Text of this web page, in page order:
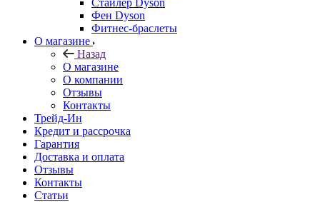
Стайлер Dyson
Фен Dyson
Фитнес-браслеты
О магазине
Назад
О магазине
О компании
Отзывы
Контакты
Трейд-Ин
Кредит и рассрочка
Гарантия
Доставка и оплата
Отзывы
Контакты
Статьи